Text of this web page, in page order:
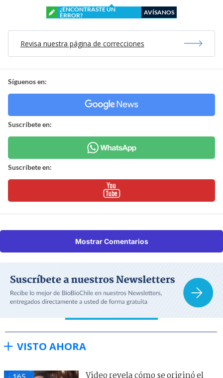
¿ENCONTRASTE UN
ERROR?
AVÍSANOS
Revisa nuestra página de correcciones
Síguenos en:
Suscríbete en:
Suscríbete en:
Mostrar Comentarios
VISTO AHORA